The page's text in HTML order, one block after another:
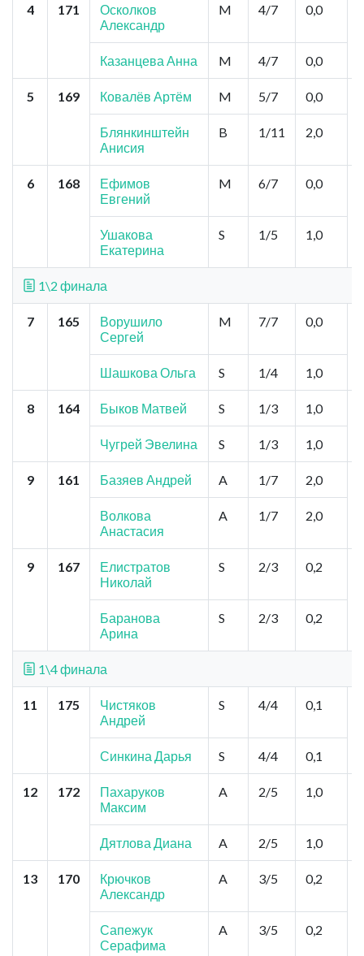
4 171
Осколков
Александр
M 4/7 0,0
Казанцева Анна M 4/7 0,0
5 169 Ковалёв Артём M 5/7 0,0
Блянкинштейн
Анисия
B 1/11 2,0
6 168
Ефимов
Евгений
M 6/7 0,0
Ушакова
Екатерина
S 1/5 1,0
1\2 финала
7 165
Ворушило
Сергей
M 7/7 0,0
Шашкова Ольга S 1/4 1,0
8 164 Быков Матвей S 1/3 1,0
Чугрей Эвелина S 1/3 1,0
9 161 Базяев Андрей A 1/7 2,0
Волкова
Анастасия
A 1/7 2,0
9 167
Елистратов
Николай
S 2/3 0,2
Баранова
Арина
S 2/3 0,2
1\4 финала
11 175
Чистяков
Андрей
S 4/4 0,1
Синкина Дарья S 4/4 0,1
12 172
Пахаруков
Максим
A 2/5 1,0
Дятлова Диана
A 2/5 1,0
13 170
Крючков
Александр
A 3/5 0,2
Сапежук
Серафима
A 3/5 0,2